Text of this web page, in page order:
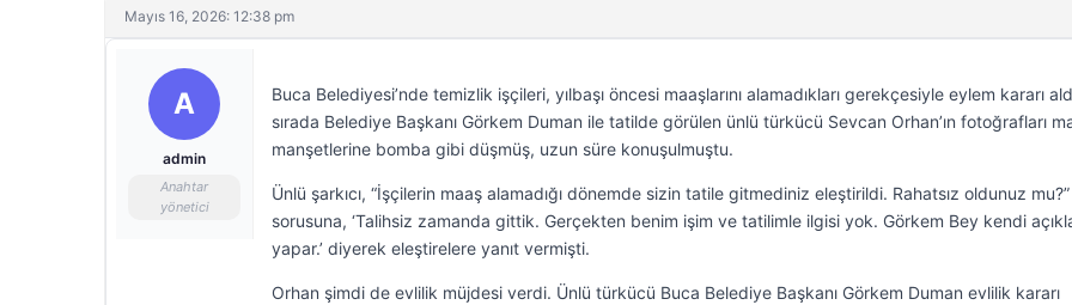
Mayıs 16, 2026: 12:38 pm
A
admin
Anahtar
yönetici
Buca Belediyesi’nde temizlik işçileri, yılbaşı öncesi maaşlarını alamadıkları gerekçesiyle eylem kararı
sırada Belediye Başkanı Görkem Duman ile tatilde görülen ünlü türkücü Sevcan Orhan’ın fotoğrafları
manşetlerine bomba gibi düşmüş, uzun süre konuşulmuştu.
Ünlü şarkıcı, “İşçilerin maaş alamadığı dönemde sizin tatile gitmediniz eleştirildi. Rahatsız oldunuz mu?”
sorusuna, ‘Talihsiz zamanda gittik. Gerçekten benim işim ve tatilimle ilgisi yok. Görkem Bey kendi
yapar.’ diyerek eleştirelere yanıt vermişti.
Orhan şimdi de evlilik müjdesi verdi. Ünlü türkücü Buca Belediye Başkanı Görkem Duman evlilik kararı